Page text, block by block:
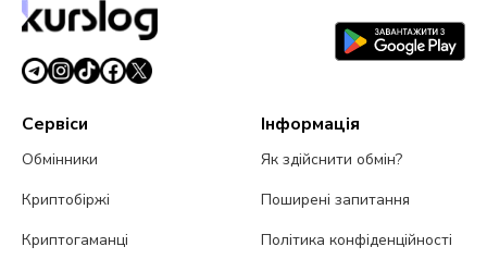
3 серпня 2026 р.4 хв читання
Сервіси
Обмінники
Криптобіржі
Криптогаманці
Інформація
Як здійснити обмін?
Поширені запитання
Політика конфіденційності